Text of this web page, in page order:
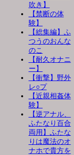
吹き】
【禁断の体
験】
【総集編】ふ
つうのおんな
のこ
【耐久オナニ
ー】
【衝撃】野外
レ○プ
【近親相姦体
験】
【逆アナル、
ふたなり百合
両用】ふたな
りは魔法のオ
ナホで貴方を